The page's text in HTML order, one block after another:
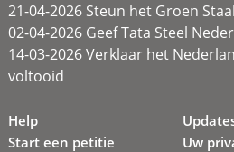
21-04-2026 Steun het Groen
02-04-2026 Geef Tata Steel
14-03-2026 Verklaar het
voltooid
Help
Start een petitie
Uw